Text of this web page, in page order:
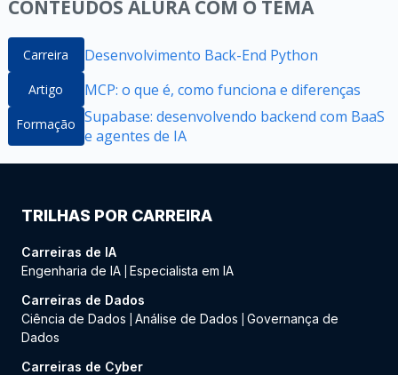
CONTEÚDOS ALURA COM O TEMA
Carreira Desenvolvimento Back-End Python
Artigo MCP: o que é, como funciona e diferenças
Formação Supabase: desenvolvendo backend com BaaS
e agentes de IA
TRILHAS POR CARREIRA
Carreiras de IA
Engenharia de IA Especialista em IA
Carreiras de Dados
Ciência de Dados
Análise de Dados
Governança de
Dados
Carreiras de Cyber